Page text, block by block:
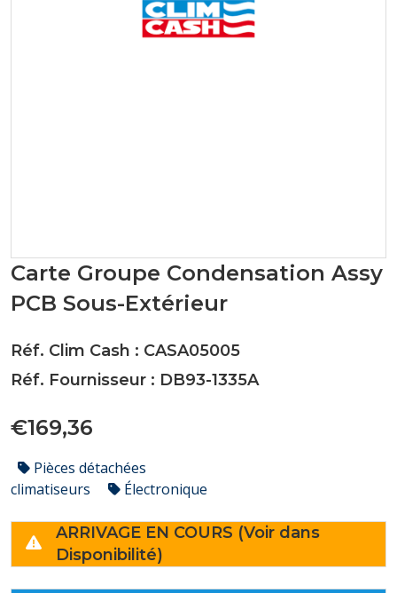
Carte Groupe Condensation Assy
PCB Sous-Extérieur
Réf. Clim Cash : CASA05005
Réf. Fournisseur : DB93-1335A
€169,36
Pièces détachées
climatiseurs
Électronique
ARRIVAGE EN COURS (Voir dans
Disponibilité)